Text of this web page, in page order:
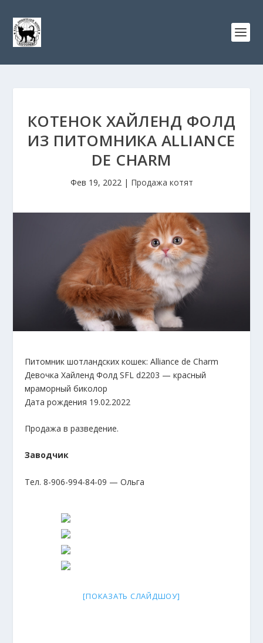
КОТЕНОК ХАЙЛЕНД ФОЛД
ИЗ ПИТОМНИКА ALLIANCE
DE CHARM
Фев 19, 2022| Продажа котят
Питомник шотландских кошек: Alliance de Charm
Девочка Хайленд Фолд SFL d2203 — красный
мраморный биколор
Дата рождения 19.02.2022
Продажа в разведение.
Заводчик
Тел. 8-906-994-84-09 — Ольга
[ПОКАЗАТЬ СЛАЙДШОУ]